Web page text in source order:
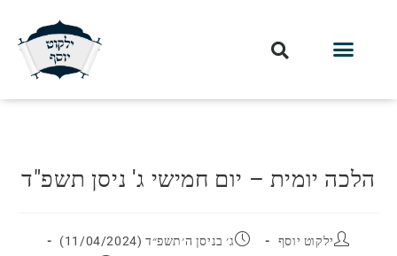
הלכה יומית – יום חמישי ג' ניסן תשפ"ד
ילקוט יוסף
ג׳ בניסן ה׳תשפ״ד (11/04/2024)